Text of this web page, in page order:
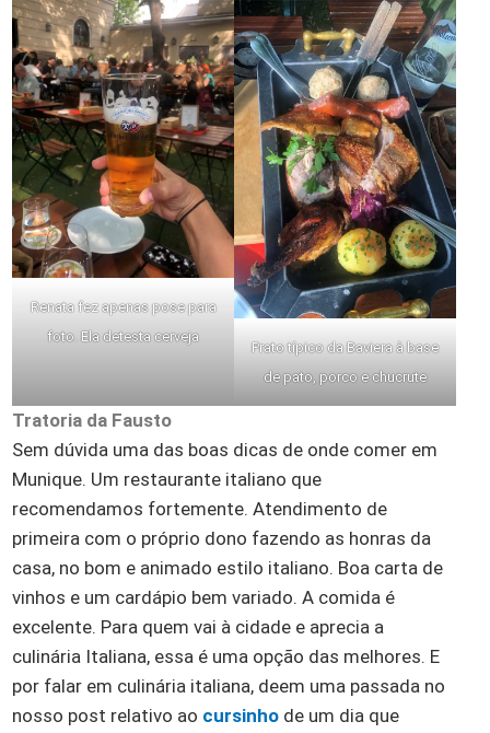
Renata fez apenas pose para
foto. Ela detesta cerveja
Prato típico da Baviera à base
de pato, porco e chucrute
Tratoria da Fausto
Sem dúvida uma das boas dicas de onde comer em
Munique. Um restaurante italiano que
recomendamos fortemente. Atendimento de
primeira com o próprio dono fazendo as honras da
casa, no bom e animado estilo italiano. Boa carta de
vinhos e um cardápio bem variado. A comida é
excelente. Para quem vai à cidade e aprecia a
culinária Italiana, essa é uma opção das melhores. E
por falar em culinária italiana, deem uma passada no
nosso post relativo ao cursinho de um dia que